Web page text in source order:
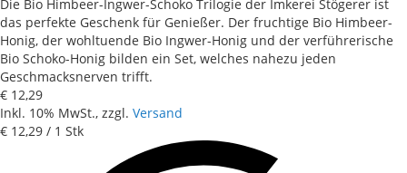
Die Bio Himbeer-Ingwer-Schoko Trilogie der Imkerei Stögerer ist
das perfekte Geschenk für Genießer. Der fruchtige Bio Himbeer-
Honig, der wohltuende Bio Ingwer-Honig und der verführerische
Bio Schoko-Honig bilden ein Set, welches nahezu jeden
Geschmacksnerven trifft.
€ 12,29
Inkl. 10% MwSt., zzgl. Versand
€ 12,29 / 1 Stk